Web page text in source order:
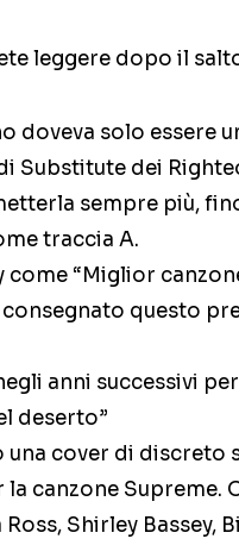
leggere dopo il
doveva solo essere
Substitute dei
sempre più,
traccia A.
come “Miglior
consegnato questo
anni successivi
deserto”
una cover di discreto
la canzone Supreme.
Shirley Bassey,